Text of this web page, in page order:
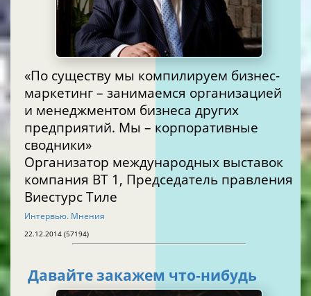
«По существу мы компилируем бизнес-
маркетинг – занимаемся организацией
и менеджментом бизнеса других
предприятий. Мы – корпоративные
сводники»
Организатор международных выставок
компания BT 1, Председатель правления
Виестурс Тиле
Интервью. Мнения
22.12.2014 (57194)
Давайте закажем что-нибудь